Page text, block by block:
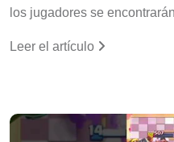
los jugadores se
Leer el artículo